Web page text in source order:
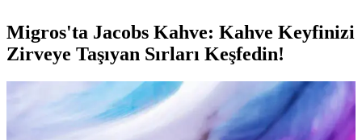
Migros'ta Jacobs Kahve: Kahve Keyfinizi
Zirveye Taşıyan Sırları Keşfedin!